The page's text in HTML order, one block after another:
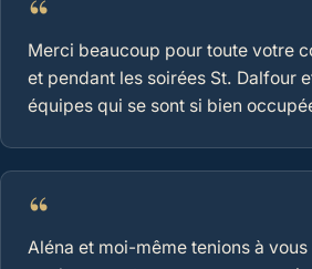
“
Merci beaucoup pour toute votre
et pendant les soirées St. Dalfour
équipes qui se sont si bien
“
Aléna et moi-même tenions à